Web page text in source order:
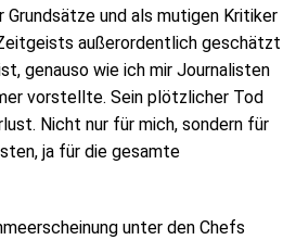
und als mutigen Kritiker
außerordentlich geschätzt
genauso wie ich mir Journalisten
vorstellte. Sein plötzlicher Tod
Nicht nur für mich, sondern für
ja für die gesamte
unter den Chefs